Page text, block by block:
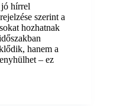
jó hírrel
szerint a
hozhatnak
hanem a
– ez